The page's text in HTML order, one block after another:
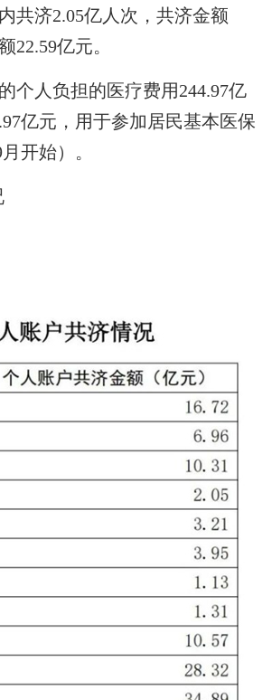
济2.05亿人次，共济金额
22.59亿元。
人负担的医疗费用244.97亿
亿元，用于参加居民基本医保
开始）。